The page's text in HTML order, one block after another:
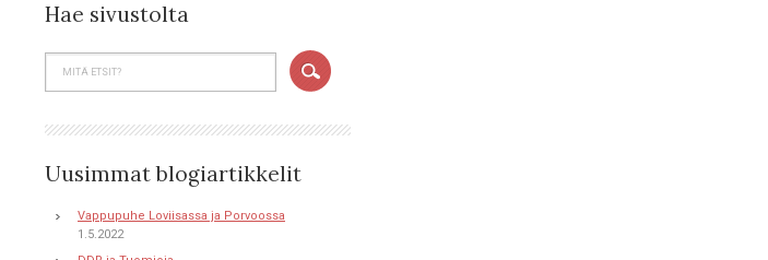
Hae sivustolta
Uusimmat blogiartikkelit
Vappupuhe Loviisassa ja Porvoossa
1.5.2022